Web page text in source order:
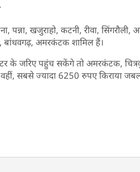
खजुराहो, कटनी, रीवा, सिंगरौली,
बांधवगढ़, अमरकंटक शामिल हैं।
के जरिए पहुंच सकेंगे तो अमरकंटक,
सबसे ज्यादा 6250 रुपए किराया